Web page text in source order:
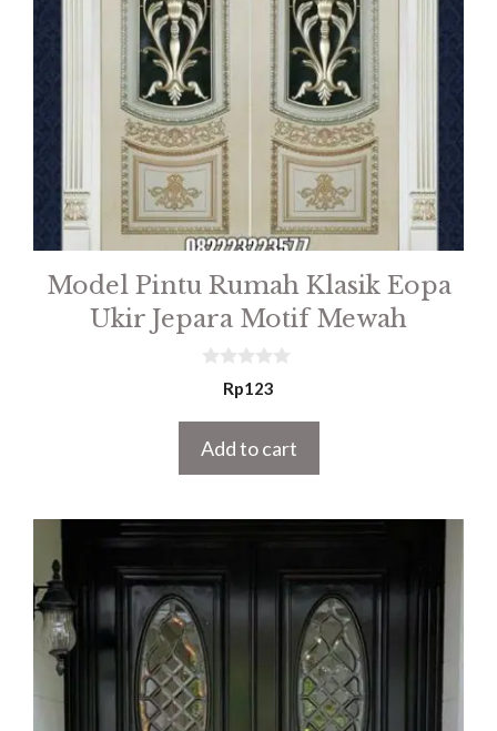
Model Pintu Rumah Klasik Eopa
Ukir Jepara Motif Mewah
o
Rp123
Add to cart